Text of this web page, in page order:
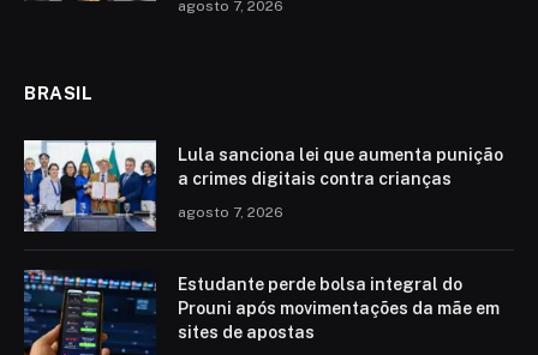
agosto 7, 2026
BRASIL
Lula sanciona lei que aumenta punição
a crimes digitais contra crianças
agosto 7, 2026
Estudante perde bolsa integral do
Prouni após movimentações da mãe em
sites de apostas